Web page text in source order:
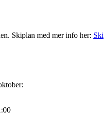
Skiplan med mer info her: